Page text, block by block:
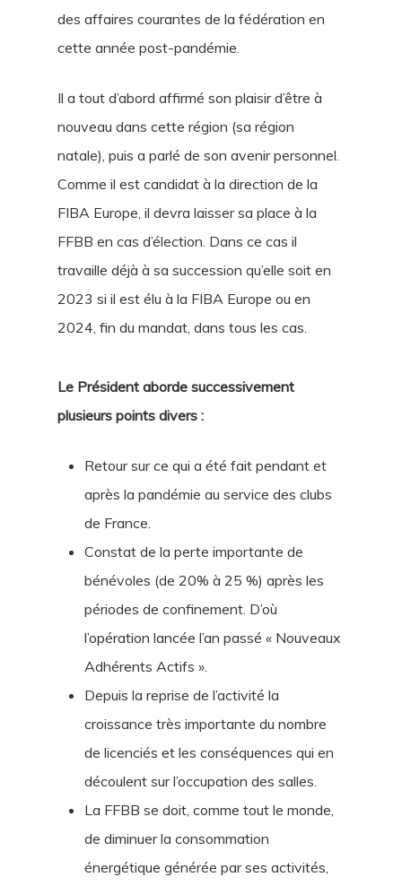
des affaires courantes de la fédération en
cette année post-pandémie.
Il a tout d’abord affirmé son plaisir d’être à
nouveau dans cette région (sa région
natale), puis a parlé de son avenir personnel.
Comme il est candidat à la direction de la
FIBA Europe, il devra laisser sa place à la
FFBB en cas d’élection. Dans ce cas il
travaille déjà à sa succession qu’elle soit en
2023 si il est élu à la FIBA Europe ou en
2024, fin du mandat, dans tous les cas.
Le Président aborde successivement
plusieurs points divers :
Retour sur ce qui a été fait pendant et
après la pandémie au service des clubs
de France.
Constat de la perte importante de
bénévoles (de 20% à 25 %) après les
périodes de confinement. D’où
l’opération lancée l’an passé « Nouveaux
Adhérents Actifs ».
Depuis la reprise de l’activité la
croissance très importante du nombre
de licenciés et les conséquences qui en
découlent sur l’occupation des salles.
La FFBB se doit, comme tout le monde,
de diminuer la consommation
énergétique générée par ses activités,